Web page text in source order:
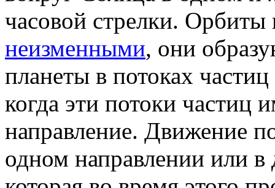
часовой стрелки. Орбиты
неизменными, они
планеты в потоках
когда эти потоки частиц
направление. Движение
одном направлении или в